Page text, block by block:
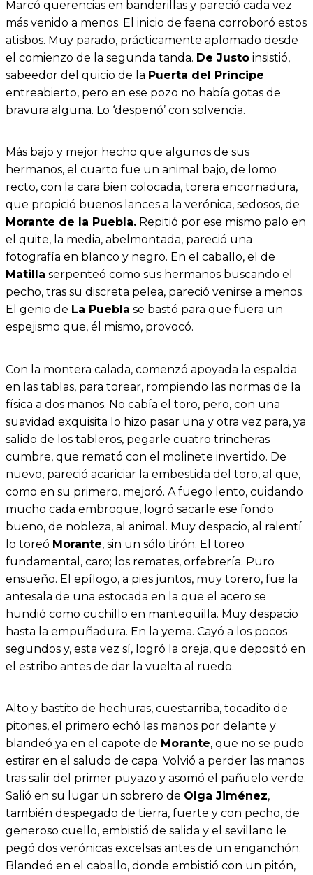
Marcó querencias en banderillas y pareció cada vez
más venido a menos. El inicio de faena corroboró estos
atisbos. Muy parado, prácticamente aplomado desde
el comienzo de la segunda tanda. De Justo insistió,
sabeedor del quicio de la Puerta del Príncipe
entreabierto, pero en ese pozo no había gotas de
bravura alguna. Lo ‘despenó’ con solvencia.
Más bajo y mejor hecho que algunos de sus
hermanos, el cuarto fue un animal bajo, de lomo
recto, con la cara bien colocada, torera encornadura,
que propició buenos lances a la verónica, sedosos, de
Morante de la Puebla. Repitió por ese mismo palo en
el quite, la media, abelmontada, pareció una
fotografía en blanco y negro. En el caballo, el de
Matilla serpenteó como sus hermanos buscando el
pecho, tras su discreta pelea, pareció venirse a menos.
El genio de La Puebla se bastó para que fuera un
espejismo que, él mismo, provocó.
Con la montera calada, comenzó apoyada la espalda
en las tablas, para torear, rompiendo las normas de la
física a dos manos. No cabía el toro, pero, con una
suavidad exquisita lo hizo pasar una y otra vez para, ya
salido de los tableros, pegarle cuatro trincheras
cumbre, que remató con el molinete invertido. De
nuevo, pareció acariciar la embestida del toro, al que,
como en su primero, mejoró. A fuego lento, cuidando
mucho cada embroque, logró sacarle ese fondo
bueno, de nobleza, al animal. Muy despacio, al ralentí
lo toreó Morante, sin un sólo tirón. El toreo
fundamental, caro; los remates, orfebrería. Puro
ensueño. El epílogo, a pies juntos, muy torero, fue la
antesala de una estocada en la que el acero se
hundió como cuchillo en mantequilla. Muy despacio
hasta la empuñadura. En la yema. Cayó a los pocos
segundos y, esta vez sí, logró la oreja, que depositó en
el estribo antes de dar la vuelta al ruedo.
Alto y bastito de hechuras, cuestarriba, tocadito de
pitones, el primero echó las manos por delante y
blandeó ya en el capote de Morante, que no se pudo
estirar en el saludo de capa. Volvió a perder las manos
tras salir del primer puyazo y asomó el pañuelo verde.
Salió en su lugar un sobrero de Olga Jiménez,
también despegado de tierra, fuerte y con pecho, de
generoso cuello, embistió de salida y el sevillano le
pegó dos verónicas excelsas antes de un enganchón.
Blandeó en el caballo, donde embistió con un pitón,